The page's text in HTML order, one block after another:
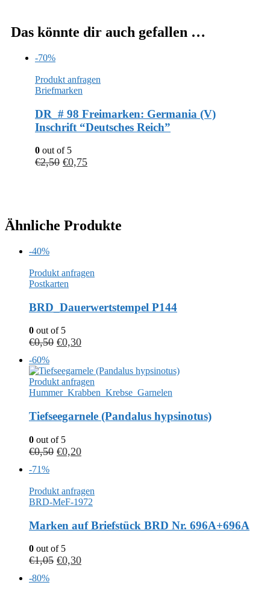
Das könnte dir auch gefallen …
-70%
Produkt anfragen
Briefmarken
DR_# 98 Freimarken: Germania (V)
Inschrift “Deutsches Reich”
0 out of 5
€2,50 €0,75
Ähnliche Produkte
-40%
Produkt anfragen
Postkarten
BRD_Dauerwertstempel P144
0 out of 5
€0,50 €0,30
-60%
Produkt anfragen
Hummer_Krabben_Krebse_Garnelen
Tiefseegarnele (Pandalus hypsinotus)
0 out of 5
€0,50 €0,20
-71%
Produkt anfragen
BRD-MeF-1972
Marken auf Briefstück BRD Nr. 696A+696A
0 out of 5
€1,05 €0,30
-80%